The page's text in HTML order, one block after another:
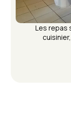
Les repas